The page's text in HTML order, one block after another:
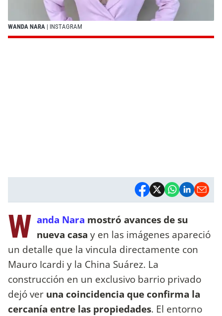
WANDA NARA | INSTAGRAM
W anda Nara mostró avances de su
nueva casa y en las imágenes apareció
un detalle que la vincula directamente con
Mauro Icardi y la China Suárez. La
construcción en un exclusivo barrio privado
dejó ver una coincidencia que confirma la
cercanía entre las propiedades. El entorno